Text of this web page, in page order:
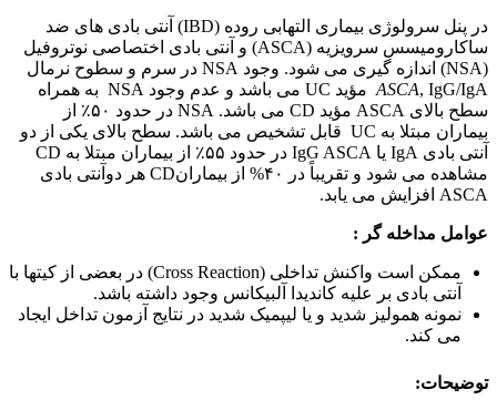
در پنل سرولوژی بیماری التهابی روده (IBD) آنتی بادی های ضد
ساکارومیسس سرویزیه (ASCA) و آنتی بادی اختصاصی نوتروفیل
(NSA) اندازه گیری می شود. وجود NSA در سرم و سطوح نرمال
ASCA
, IgG/IgA مؤید UC می باشد و عدم وجود NSA به همراه
سطح بالای ASCA مؤید CD می باشد. NSA در حدود ۵۰٪ از
بیماران مبتلا به UC قابل تشخیص می باشد. سطح بالای یکی از دو
آنتی بادی IgA یا IgG ASCA در حدود ۵۵٪ از بیماران مبتلا به CD
مشاهده می شود و تقریباً در ۴۰% از بیمارانCD هر دوآنتی بادی
ASCA افزایش می یابد.
عوامل مداخله گر :
ممکن است واکنش تداخلی (Cross Reaction) در بعضی از کیتها با
آنتی بادی بر علیه کاندیدا آلبیکانس وجود داشته باشد.
نمونه همولیز شدید و یا لیپمیک شدید در نتایج آزمون تداخل ایجاد
می کند.
توضیحات: